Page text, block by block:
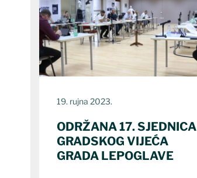
pristupačnosti.
19. rujna 2023.
ODRŽANA 17. SJEDNICA
GRADSKOG VIJEĆA
GRADA LEPOGLAVE